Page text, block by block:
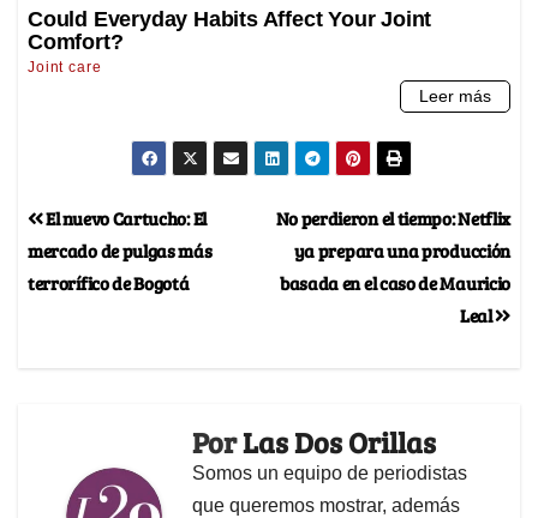
No perdieron el tiempo: Netflix
ya prepara una producción
basada en el caso de Mauricio
Leal
El nuevo Cartucho: El
mercado de pulgas más
terrorífico de Bogotá
PorLas Dos Orillas
Somos un equipo de periodistas
que queremos mostrar, además